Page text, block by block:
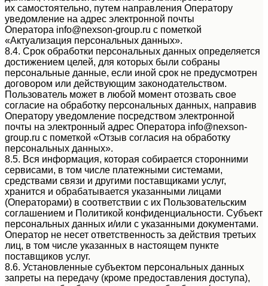
их самостоятельно, путем направления Оператору
уведомление на адрес электронной почты
Оператора info@nexson-group.ru с пометкой
«Актуализация персональных данных».
8.4. Срок обработки персональных данных определяется
достижением целей, для которых были собраны
персональные данные, если иной срок не предусмотрен
договором или действующим законодательством.
Пользователь может в любой момент отозвать свое
согласие на обработку персональных данных, направив
Оператору уведомление посредством электронной
почты на электронный адрес Оператора info@nexson-
group.ru с пометкой «Отзыв согласия на обработку
персональных данных».
8.5. Вся информация, которая собирается сторонними
сервисами, в том числе платежными системами,
средствами связи и другими поставщиками услуг,
хранится и обрабатывается указанными лицами
(Операторами) в соответствии с их Пользовательским
соглашением и Политикой конфиденциальности. Субъект
персональных данных и/или с указанными документами.
Оператор не несет ответственность за действия третьих
лиц, в том числе указанных в настоящем пункте
поставщиков услуг.
8.6. Установленные субъектом персональных данных
запреты на передачу (кроме предоставления доступа),